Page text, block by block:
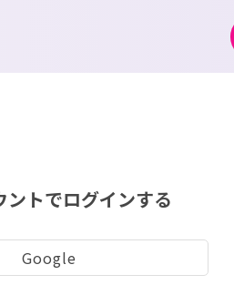
ントでログインする
Google